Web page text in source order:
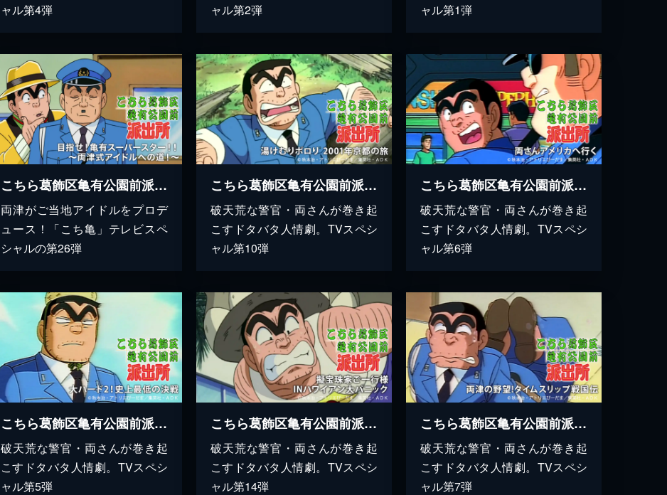
ャル第4弾
ャル第2弾
ャル第1弾
こちら葛飾区亀有公園前派出所 目指せ！亀有スーパースター！！ ～両津式アイドルへの道！～
両津がご当地アイドルをプロデ
ュース！「こち亀」テレビスペ
シャルの第26弾
こちら葛飾区亀有公園前派出所 湯けむりポロり 2001年京都の旅
破天荒な警官・両さんが巻き起
こすドタバタ人情劇。TVスペシ
ャル第10弾
こちら葛飾区亀有公園前派出所 両さんアメリカへ行く
破天荒な警官・両さんが巻き起
こすドタバタ人情劇。TVスペシ
ャル第6弾
こちら葛飾区亀有公園前派出所 大ハード2!史上最低の決戦
破天荒な警官・両さんが巻き起
こすドタバタ人情劇。TVスペシ
ャル第5弾
こちら葛飾区亀有公園前派出所 擬宝珠家ご一行様INハワイアン大パニック
破天荒な警官・両さんが巻き起
こすドタバタ人情劇。TVスペシ
ャル第14弾
こちら葛飾区亀有公園前派出所 両津の野望!タイムスリップ戦国伝
破天荒な警官・両さんが巻き起
こすドタバタ人情劇。TVスペシ
ャル第7弾